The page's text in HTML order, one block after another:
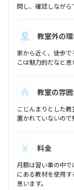
問し、確認しながら
教室外の
家から近く、徒歩
こは魅力的だなと思
教室の雰
こじんまりとした
置かれていないので
料金
月額は習い事の中
にある教材を使用
思います。